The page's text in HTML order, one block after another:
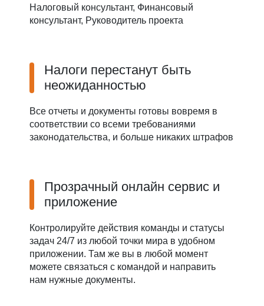
Налоговый консультант, Финансовый
консультант, Руководитель проекта
Налоги перестанут быть
неожиданностью
Все отчеты и документы готовы вовремя в
соответствии со всеми требованиями
законодательства, и больше никаких штрафов
Прозрачный онлайн сервис и
приложение
Контролируйте действия команды и статусы
задач 24/7 из любой точки мира в удобном
приложении. Там же вы в любой момент
можете связаться с командой и направить
нам нужные документы.